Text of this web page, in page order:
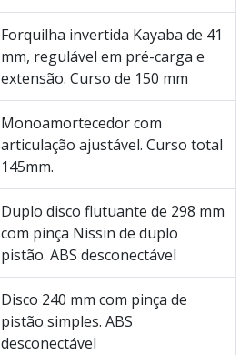
Forquilha invertida Kayaba de 41
mm, regulável em pré-carga e
extensão. Curso de 150 mm
Monoamortecedor com
articulação ajustável. Curso total
145mm.
Duplo disco flutuante de 298 mm
com pinça Nissin de duplo
pistão. ABS desconectável
Disco 240 mm com pinça de
pistão simples. ABS
desconectável